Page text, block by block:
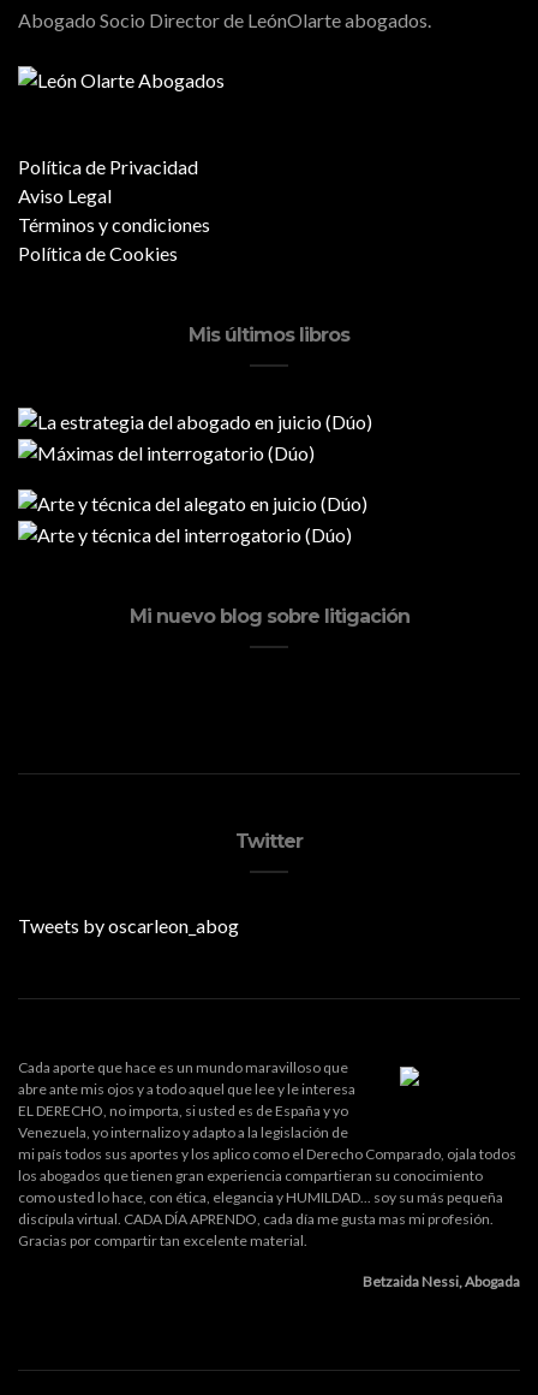
Abogado Socio Director de LeónOlarte abogados.
Política de Privacidad
Aviso Legal
Términos y condiciones
Política de Cookies
Mis últimos libros
Mi nuevo blog sobre litigación
Twitter
Tweets by oscarleon_abog
Cada aporte que hace es un mundo maravilloso que
abre ante mis ojos y a todo aquel que lee y le interesa
EL DERECHO, no importa, si usted es de España y yo
Venezuela, yo internalizo y adapto a la legislación de
mi país todos sus aportes y los aplico como el Derecho Comparado, ojala todos
los abogados que tienen gran experiencia compartieran su conocimiento
como usted lo hace, con ética, elegancia y HUMILDAD... soy su más pequeña
discípula virtual. CADA DÍA APRENDO, cada día me gusta mas mi profesión.
Gracias por compartir tan excelente material.
Betzaida Nessi, Abogada